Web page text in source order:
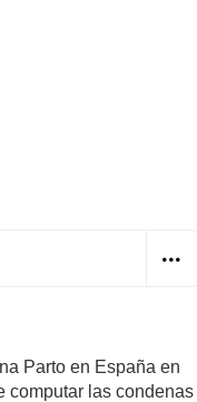
Parto en España en
computar las condenas